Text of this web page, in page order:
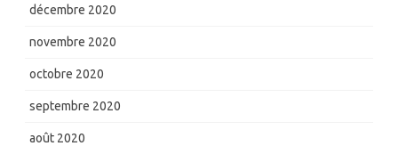
décembre 2020
novembre 2020
octobre 2020
septembre 2020
août 2020